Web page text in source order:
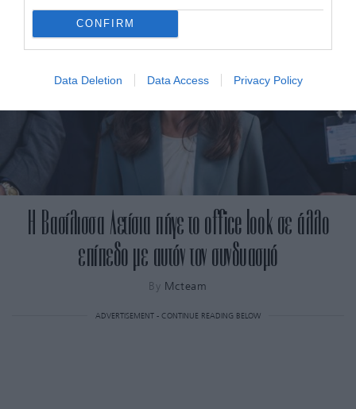
CONFIRM
Data Deletion Data Access Privacy Policy
Η Βασίλισσα Λετίσια πήγε το office look σε άλλο
επίπεδο με αυτόν τον συνδυασμό
By Mcteam
ADVERTISEMENT - CONTINUE READING BELOW